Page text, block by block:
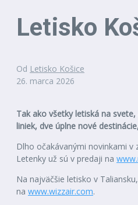
Letisko
Od Letisko Košice
26. marca 2026
Tak ako všetky letiská na
liniek, dve úplne nové
Dlho očakávanými novinkami
Letenky už sú v predaji na
Na najväčšie letisko v
na www.wizzair.com.